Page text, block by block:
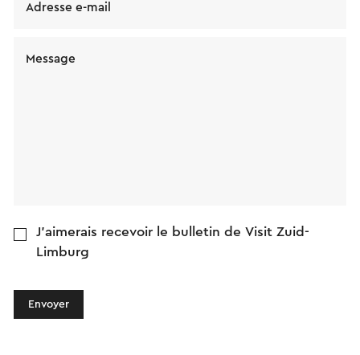
Adresse e-mail
Message
J'aimerais recevoir le bulletin de Visit Zuid-
Limburg
Envoyer